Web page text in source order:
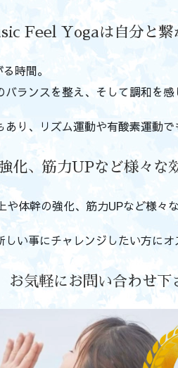
Feel Yogaは自分と繋
時間。
ランスを整え、そして調和を感
り、リズム運動や有酸素運動で
化、筋力UPなど様々な
体幹の強化、筋力UPなど様々
い事にチャレンジしたい方にオ
お気軽にお問い合わせ下